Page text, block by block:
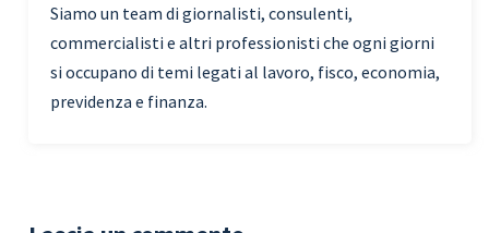
Siamo un team di giornalisti, consulenti,
commercialisti e altri professionisti che ogni giorni
si occupano di temi legati al lavoro, fisco, economia,
previdenza e finanza.